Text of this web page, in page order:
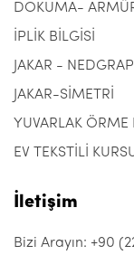
DOKUMA-
İPLİK BİLGİSİ
JAKAR -
JAKAR-SİMETRİ
YUVARLAK ÖRME
EV TEKSTİLİ
İletişim
Bizi Arayın: +90